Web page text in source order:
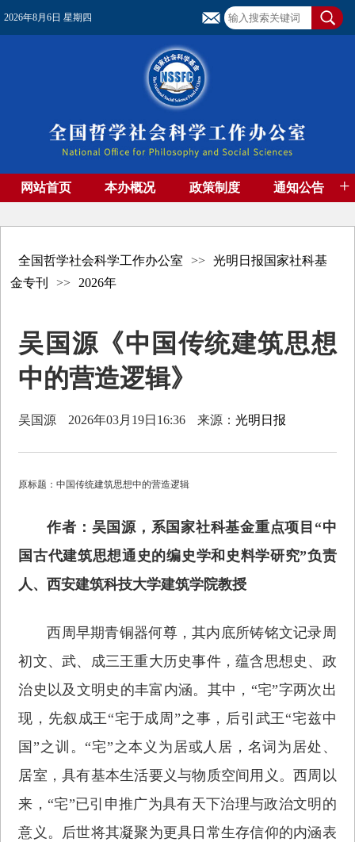
2026年8月6日 星期四
网站首页 本办概况 政策制度 通知公告 +
全国哲学社会科学工作办公室 >>
光明日报国家社科基
金专刊
>> 2026年
吴国源《中国传统建筑思想
中的营造逻辑》
吴国源 2026年03月19日16:36 来源：光明日报
原标题：中国传统建筑思想中的营造逻辑
作者：吴国源，系国家社科基金重点项目“中
国古代建筑思想通史的编史学和史料学研究”负责
人、西安建筑科技大学建筑学院教授
西周早期青铜器何尊，其内底所铸铭文记录周
初文、武、成三王重大历史事件，蕴含思想史、政
治史以及文明史的丰富内涵。其中，“宅”字两次出
现，先叙成王“宅于成周”之事，后引武王“宅兹中
国”之训。“宅”之本义为居或人居，名词为居处、
居室，具有基本生活要义与物质空间用义。西周以
来，“宅”已引申推广为具有天下治理与政治文明的
意义。后世将其凝聚为更具日常生存信仰的内涵表